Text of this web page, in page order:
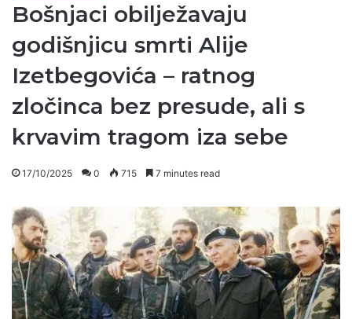
Bošnjaci obilježavaju
godišnjicu smrti Alije
Izetbegovića – ratnog
zločinca bez presude, ali s
krvavim tragom iza sebe
17/10/2025 0 715 7 minutes read